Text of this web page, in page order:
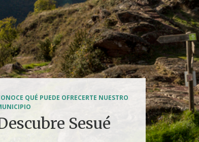
QUÉ PUEDE OFRECERTE NUESTRO
Sesué
de